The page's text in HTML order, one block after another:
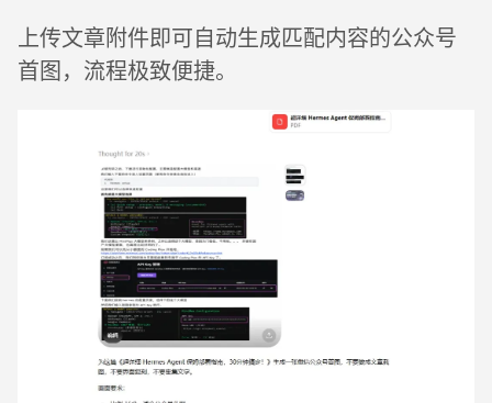
上传文章附件即可自动生成匹配内容的公众号
首图，流程极致便捷。